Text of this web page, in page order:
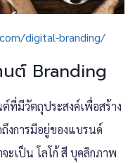
digital-branding/
ต์ Branding
ที่มีวัตถุประสงค์เพื่อสร้าง
งการมีอยู่ของแบรนด์
ะเป็น โลโก้ สี บุคลิกภาพ